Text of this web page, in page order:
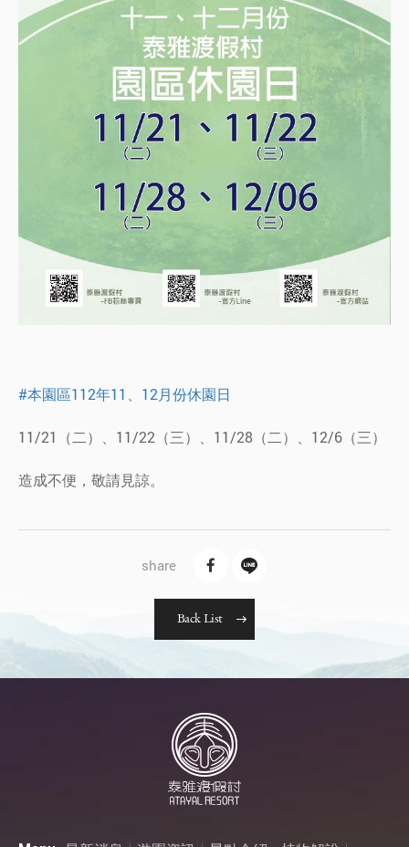
#本園區112年11、12月份休園日
11/21（二）、11/22（三）、11/28（二）、12/6（三）
造成不便，敬請見諒。
BackList